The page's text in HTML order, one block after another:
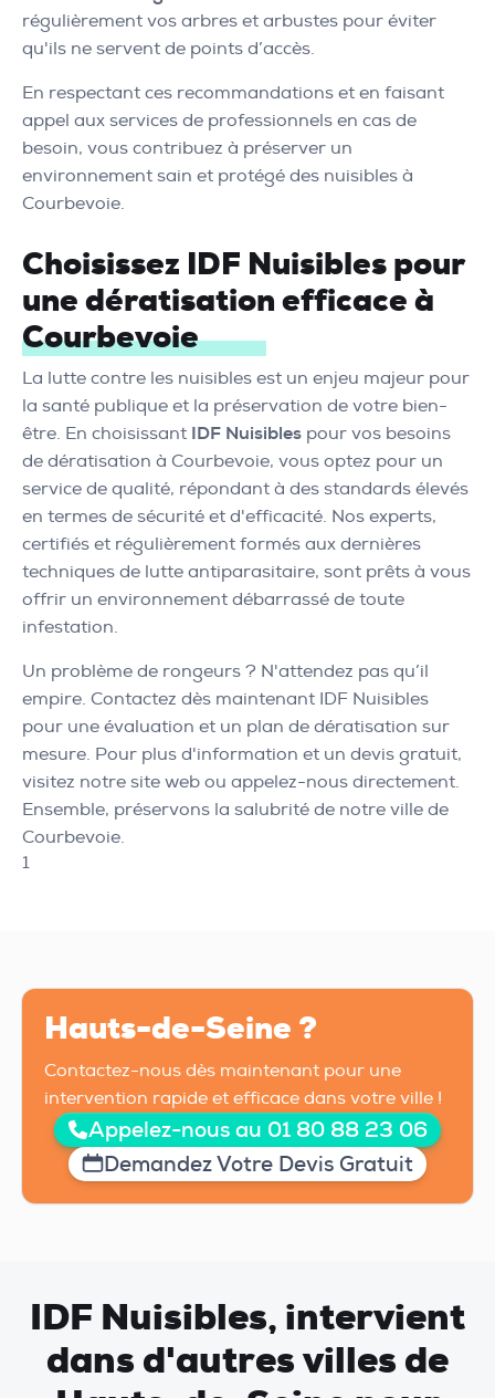
régulièrement vos arbres et arbustes pour éviter
qu'ils ne servent de points d’accès.
En respectant ces recommandations et en faisant
appel aux services de professionnels en cas de
besoin, vous contribuez à préserver un
environnement sain et protégé des nuisibles à
Courbevoie.
Choisissez IDF Nuisibles pour
une dératisation efficace à
Courbevoie
La lutte contre les nuisibles est un enjeu majeur pour
la santé publique et la préservation de votre bien-
être. En choisissant IDF Nuisibles pour vos besoins
de dératisation à Courbevoie, vous optez pour un
service de qualité, répondant à des standards élevés
en termes de sécurité et d'efficacité. Nos experts,
certifiés et régulièrement formés aux dernières
techniques de lutte antiparasitaire, sont prêts à vous
offrir un environnement débarrassé de toute
infestation.
Un problème de rongeurs ? N'attendez pas qu’il
empire. Contactez dès maintenant IDF Nuisibles
pour une évaluation et un plan de dératisation sur
mesure. Pour plus d'information et un devis gratuit,
visitez notre site web ou appelez-nous directement.
Ensemble, préservons la salubrité de notre ville de
Courbevoie.
1
Hauts-de-Seine ?
Contactez-nous dès maintenant pour une
intervention rapide et efficace dans votre ville !
Appelez-nous au 01 80 88 23 06
Demandez Votre Devis Gratuit
IDF Nuisibles, intervient
dans d'autres villes de